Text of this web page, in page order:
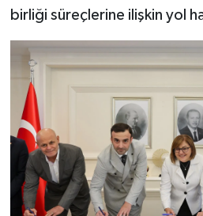
birliği süreçlerine ilişkin yol